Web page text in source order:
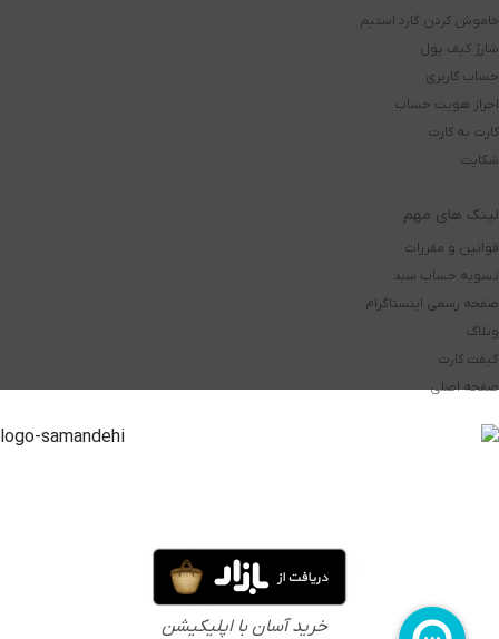
خاموش کردن گارد استیم
شارژ کیف پول
حساب کاربری
احراز هویت حساب
کارت به کارت
شکایت
لینک های مهم
قوانین و مقررات
تسویه حساب سبد
صفحه رسمی اینستاگرام
وبلاگ
گیفت کارت
صفحه اصلی
خرید آسان با اپلیکیشن